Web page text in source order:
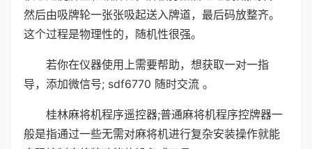
然后由吸牌轮一张张吸起送入牌道，最后码放整齐。
这个过程是物理性的，随机性很强。
若你在仪器使用上需要帮助，想获取一对一指
导，添加微信号; sdf6770 随时交流 。
桂林麻将机程序遥控器;普通麻将机程序控牌器一
般是指通过一些无需对麻将机进行复杂安装操作就能